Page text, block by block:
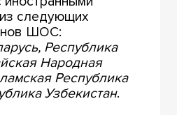
следующих
ШОС:
Республика
Народная
Республика
Узбекистан.